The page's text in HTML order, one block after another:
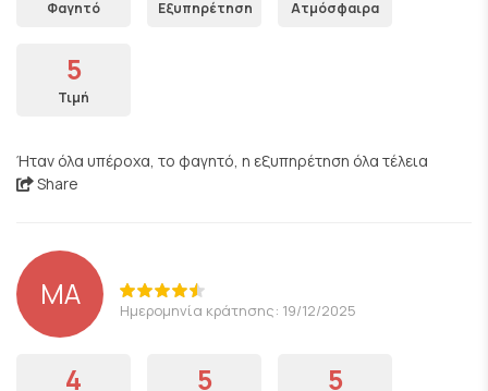
Φαγητό Εξυπηρέτηση Ατμόσφαιρα
5
Τιμή
Ήταν όλα υπέροχα, το φαγητό, η εξυπηρέτηση όλα τέλεια
Share
ΜΑ Ημερομηνία κράτησης: 19/12/2025
4 5 5